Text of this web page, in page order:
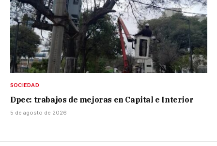
SOCIEDAD
Dpec: trabajos de mejoras en Capital e Interior
5 de agosto de 2026